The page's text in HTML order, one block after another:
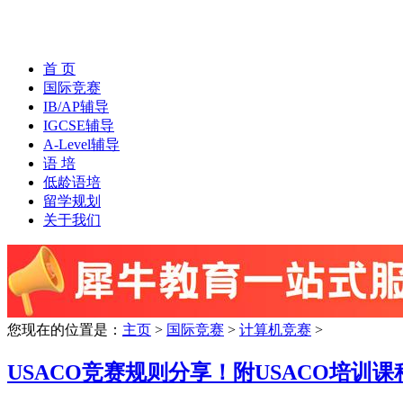
首 页
国际竞赛
IB/AP辅导
IGCSE辅导
A-Level辅导
语 培
低龄语培
留学规划
关于我们
您现在的位置是： 主页 > 国际竞赛 > 计算机竞赛 >
USACO竞赛规则分享！附USACO培训课